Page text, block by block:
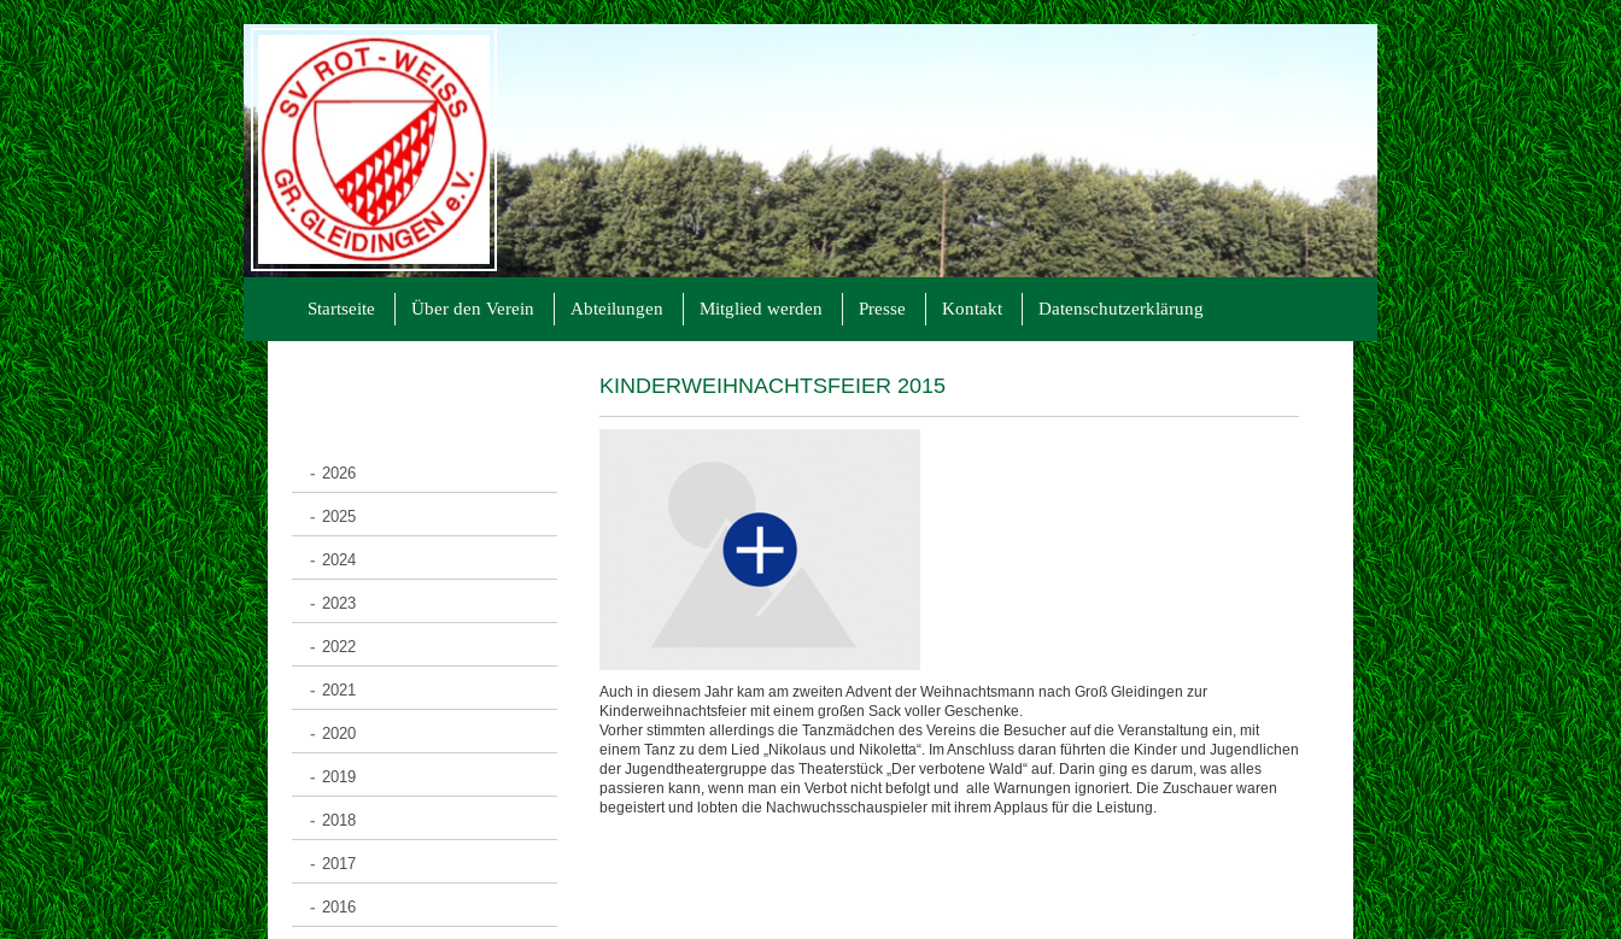
Startseite Über den Verein Abteilungen Mitglied werden Presse Kontakt Datenschutzerklärung
2026
2025
2024
2023
2022
2021
2020
2019
2018
2017
2016
KINDERWEIHNACHTSFEIER 2015
Auch in diesem Jahr kam am zweiten Advent der Weihnachtsmann nach Groß Gleidingen zur
Kinderweihnachtsfeier mit einem großen Sack voller Geschenke.
Vorher stimmten allerdings die Tanzmädchen des Vereins die Besucher auf die Veranstaltung ein, mit
einem Tanz zu dem Lied „Nikolaus und Nikoletta“. Im Anschluss daran führten die Kinder und Jugendlichen
der Jugendtheatergruppe das Theaterstück „Der verbotene Wald“ auf. Darin ging es darum, was alles
passieren kann, wenn man ein Verbot nicht befolgt und alle Warnungen ignoriert. Die Zuschauer waren
begeistert und lobten die Nachwuchsschauspieler mit ihrem Applaus für die Leistung.